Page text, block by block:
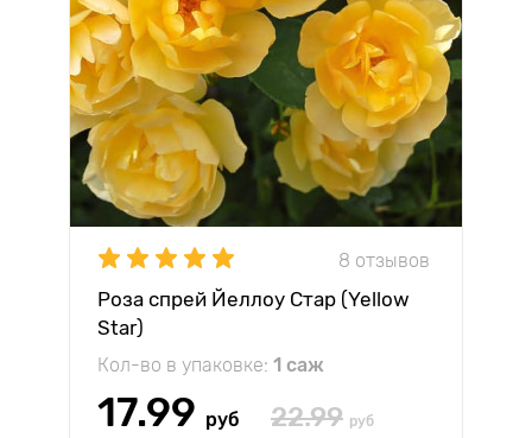
8 отзывов
Роза спрей Йеллоу Стар (Yellow
Star)
Кол-во в упаковке: 1 саж
17.99 руб 22.99 руб